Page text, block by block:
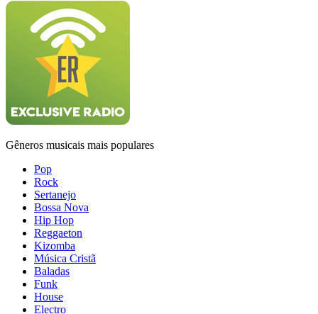
Gêneros musicais mais populares
Pop
Rock
Sertanejo
Bossa Nova
Hip Hop
Reggaeton
Kizomba
Música Cristã
Baladas
Funk
House
Electro